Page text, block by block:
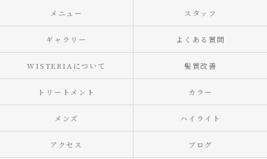
メニュー スタッフ
ギャラリー よくある質問
WISTERIAについて 髪質改善
トリートメント カラー
メンズ ハイライト
アクセス ブログ